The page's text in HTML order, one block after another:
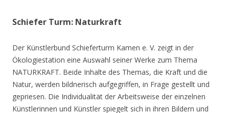
Schiefer Turm: Naturkraft
Der Künstlerbund Schieferturm Kamen e. V. zeigt in der
Ökologiestation eine Auswahl seiner Werke zum Thema
NATURKRAFT. Beide Inhalte des Themas, die Kraft und die
Natur, werden bildnerisch aufgegriffen, in Frage gestellt und
gepriesen. Die Individualität der Arbeitsweise der einzelnen
Künstlerinnen und Künstler spiegelt sich in ihren Bildern und